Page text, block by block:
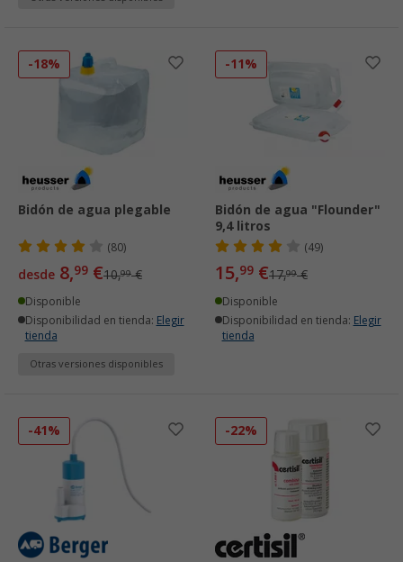
-18%
Bidón de agua plegable
(80)
desde 8,99 €10,99€
Disponible
Disponibilidad en tienda: Elegir
tienda
Otras versiones disponibles
-11%
Bidón de agua "Flounder"
9,4 litros
(49)
15,99 €17,99€
Disponible
Disponibilidad en tienda: Elegir
tienda
-41% -22%